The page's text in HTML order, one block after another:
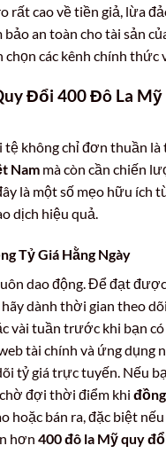
rất cao về tiền giả, lừa
an toàn cho tài sản
chọn các kênh chính thức
Đổi 400 Đô La Mỹ
tệ không chỉ đơn thuần là
Nam mà còn cần chiến
là một số mẹo hữu ích
dịch hiệu quả.
Tỷ Giá Hằng Ngày
dao động. Để đạt
dành thời gian theo
vài tuần trước khi bạn
tài chính và ứng dụng
tỷ giá trực tuyến. Nếu
đợi thời điểm khi
hoặc bán ra, đặc biệt
hơn 400 đô la Mỹ quy